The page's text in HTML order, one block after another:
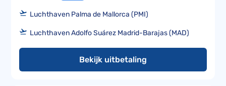
Luchthaven Palma de Mallorca (PMI)
Luchthaven Adolfo Suárez Madrid-Barajas (MAD)
Bekijk uitbetaling